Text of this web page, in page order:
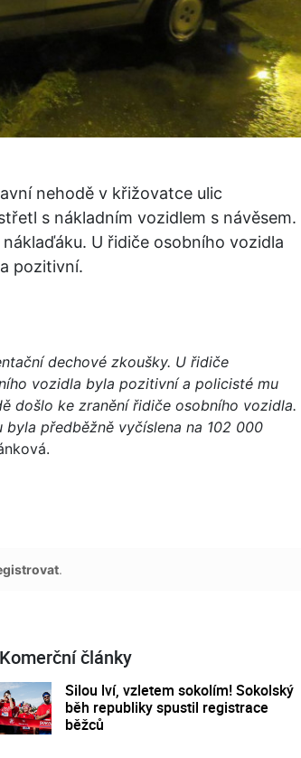
nehodě v křižovatce ulic
s nákladním vozidlem s návěsem.
U řidiče osobního vozidla
pozitivní.
dechové zkoušky. U řidiče
vozidla byla pozitivní a policisté mu
došlo ke zranění řidiče osobního vozidla.
předběžně vyčíslena na 102 000
.
Komerční články
Silou lví, vzletem sokolím! Sokolský
běh republiky spustil registrace
běžců